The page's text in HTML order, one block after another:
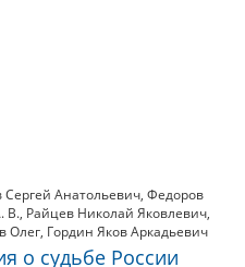
Анатольевич, Федоров
В., Райцев Николай Яковлевич,
Олег, Гордин Яков Аркадьевич
о судьбе России